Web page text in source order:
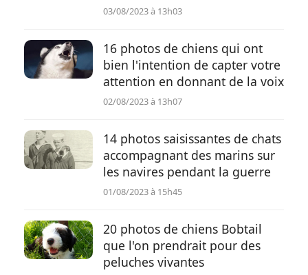
03/08/2023 à 13h03
16 photos de chiens qui ont
bien l'intention de capter votre
attention en donnant de la voix
02/08/2023 à 13h07
14 photos saisissantes de chats
accompagnant des marins sur
les navires pendant la guerre
01/08/2023 à 15h45
20 photos de chiens Bobtail
que l'on prendrait pour des
peluches vivantes